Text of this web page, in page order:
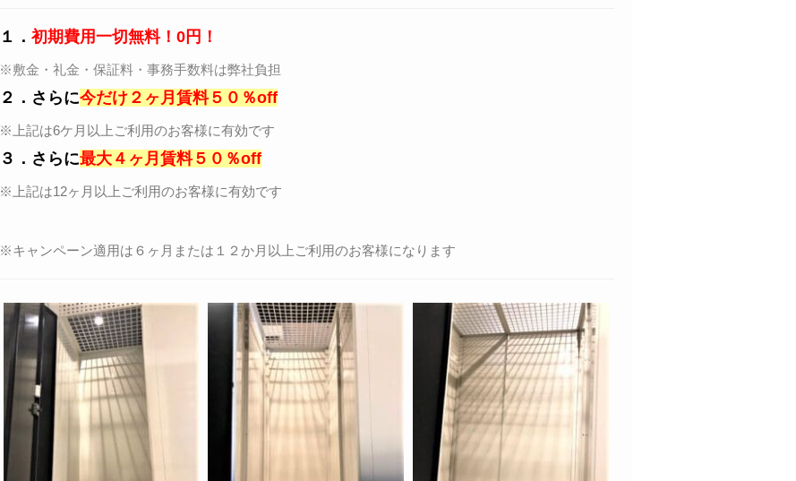
１．初期費用一切無料！0円！
※敷金・礼金・保証料・事務手数料は弊社負担
２． さらに今だけ２ヶ月賃料５０％off
※上記は6ケ月以上ご利用のお客様に有効です
３． さらに最大４ヶ月賃料５０％off
※上記は12ヶ月以上ご利用のお客様に有効です
※キャンペーン適用は６ヶ月または１２か月以上ご利用のお客様になります